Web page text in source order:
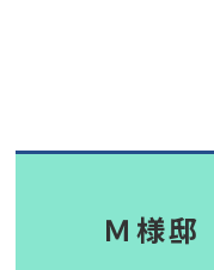
Ｍ様